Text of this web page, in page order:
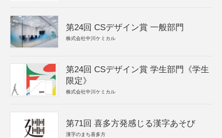
第24回 CSデザイン賞 一般部門
株式会社中川ケミカル
第24回 CSデザイン賞 学生部門《学生
限定》
株式会社中川ケミカル
第71回 喜多方発感じる漢字あそび
漢字のまち喜多方